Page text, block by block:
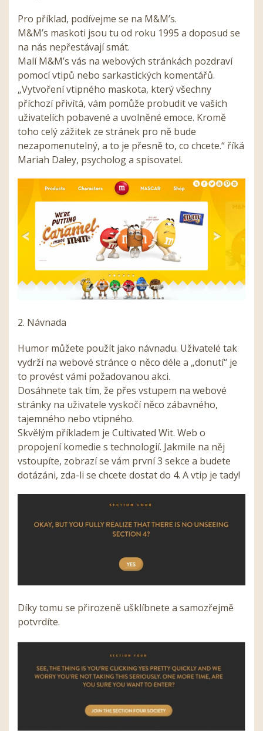
Pro příklad, podívejme se na M&M’s.
M&M’s maskoti jsou tu od roku 1995 a doposud se
na nás nepřestávají smát.
Malí M&M’s vás na webových stránkách pozdraví
pomocí vtipů nebo sarkastických komentářů.
„Vytvoření vtipného maskota, který všechny
příchozí přivítá, vám pomůže probudit ve vašich
uživatelích pobavené a uvolněné emoce. Kromě
toho celý zážitek ze stránek pro ně bude
nezapomenutelný, a to je přesně to, co chcete.“ říká
Mariah Daley, psycholog a spisovatel.
2. Návnada
Humor můžete použít jako návnadu. Uživatelé tak
vydrží na webové stránce o něco déle a „donutí“ je
to provést vámi požadovanou akci.
Dosáhnete tak tím, že přes vstupem na webové
stránky na uživatele vyskočí něco zábavného,
tajemného nebo vtipného.
Skvělým příkladem je Cultivated Wit. Web o
propojení komedie s technologií. Jakmile na něj
vstoupíte, zobrazí se vám první 3 sekce a budete
dotázáni, zda-li se chcete dostat do 4. A vtip je tady!
Díky tomu se přirozeně ušklíbnete a samozřejmě
potvrdíte.